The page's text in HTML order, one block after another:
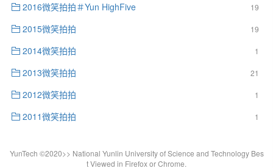
19
2016微笑拍拍＃Yun HighFive
19
2015微笑拍拍
1
2014微笑拍拍
21
2013微笑拍拍
1
2012微笑拍拍
1
2011微笑拍拍
YunTech ©2020>> National Yunlin University of Science and Technology Bes
t Viewed in Firefox or Chrome.